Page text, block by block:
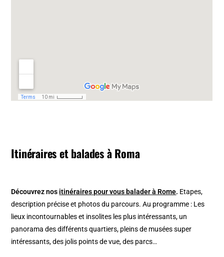
Itinéraires et balades à Roma
Découvrez nos itinéraires pour vous balader à Rome. Etapes,
description précise et photos du parcours. Au programme : Les
lieux incontournables et insolites les plus intéressants, un
panorama des différents quartiers, pleins de musées super
intéressants, des jolis points de vue, des parcs…